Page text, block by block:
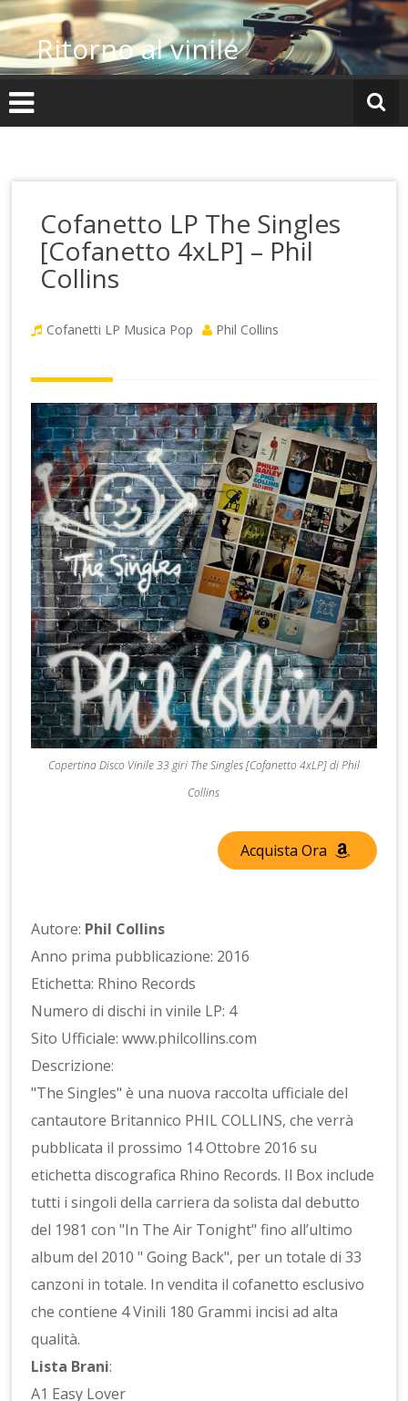
Vai
al
contenutoRitorno al vinile
Cofanetto LP The Singles
[Cofanetto 4xLP] – Phil
Collins
Cofanetti LP Musica Pop Phil Collins
Copertina Disco Vinile 33 giri The Singles [Cofanetto 4xLP] di Phil
Collins
Acquista Ora
Autore: Phil Collins
Anno prima pubblicazione: 2016
Etichetta: Rhino Records
Numero di dischi in vinile LP: 4
Sito Ufficiale: www.philcollins.com
Descrizione:
"The Singles" è una nuova raccolta ufficiale del
cantautore Britannico PHIL COLLINS, che verrà
pubblicata il prossimo 14 Ottobre 2016 su
etichetta discografica Rhino Records. Il Box include
tutti i singoli della carriera da solista dal debutto
del 1981 con "In The Air Tonight" fino all’ultimo
album del 2010 " Going Back", per un totale di 33
canzoni in totale. In vendita il cofanetto esclusivo
che contiene 4 Vinili 180 Grammi incisi ad alta
qualità.
Lista Brani:
A1 Easy Lover